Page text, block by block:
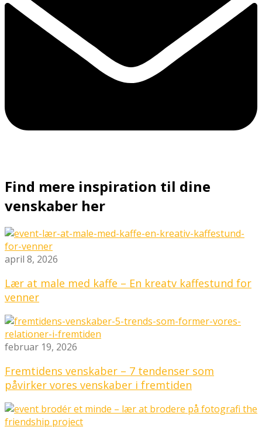
Find mere inspiration til dine
venskaber her
april 8, 2026
Lær at male med kaffe – En kreatv kaffestund for
venner
februar 19, 2026
Fremtidens venskaber – 7 tendenser som
påvirker vores venskaber i fremtiden